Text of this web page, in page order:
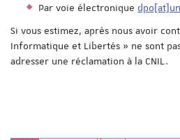
Par voie électronique
Si vous estimez, après nous avoir
Informatique et Libertés » ne sont
adresser une réclamation à la CNIL.